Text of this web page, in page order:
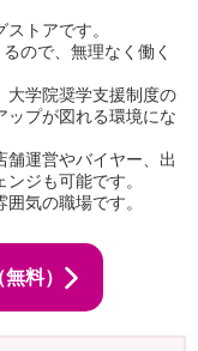
トアです。
ので、無理なく働く
大学院奨学支援制度の
ップが図れる環境にな
舗運営やバイヤー、出
ジも可能です。
気の職場です。
料）